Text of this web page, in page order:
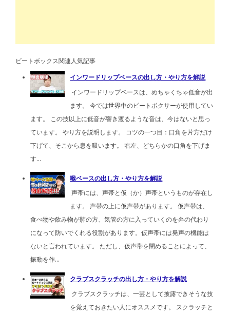
ビートボックス関連人気記事
インワードリップベースの出し方・やり方を解説
インワードリップベースは、めちゃくちゃ低音が出
ます。 今では世界中のビートボクサーが使用してい
ます。 この技以上に低音が響き渡るような音は、今はないと思っ
ています。 やり方を説明します。 コツの一つ目：口角を片方だけ
下げて、そこから息を吸います。 右左、どちらかの口角を下げま
す...
喉ベースの出し方・やり方を解説
声帯には、声帯と仮（か）声帯というものが存在し
ます。 声帯の上に仮声帯があります。 仮声帯は、
食べ物や飲み物が肺の方、気管の方に入っていくのを弁の代わり
になって防いでくれる役割があります。仮声帯には発声の機能は
ないと言われています。 ただし、仮声帯を閉めることによって、
振動を作...
クラブスクラッチの出し方・やり方を解説
クラブスクラッチは、一芸として披露できそうな技
を覚えておきたい人にオススメです。 スクラッチと